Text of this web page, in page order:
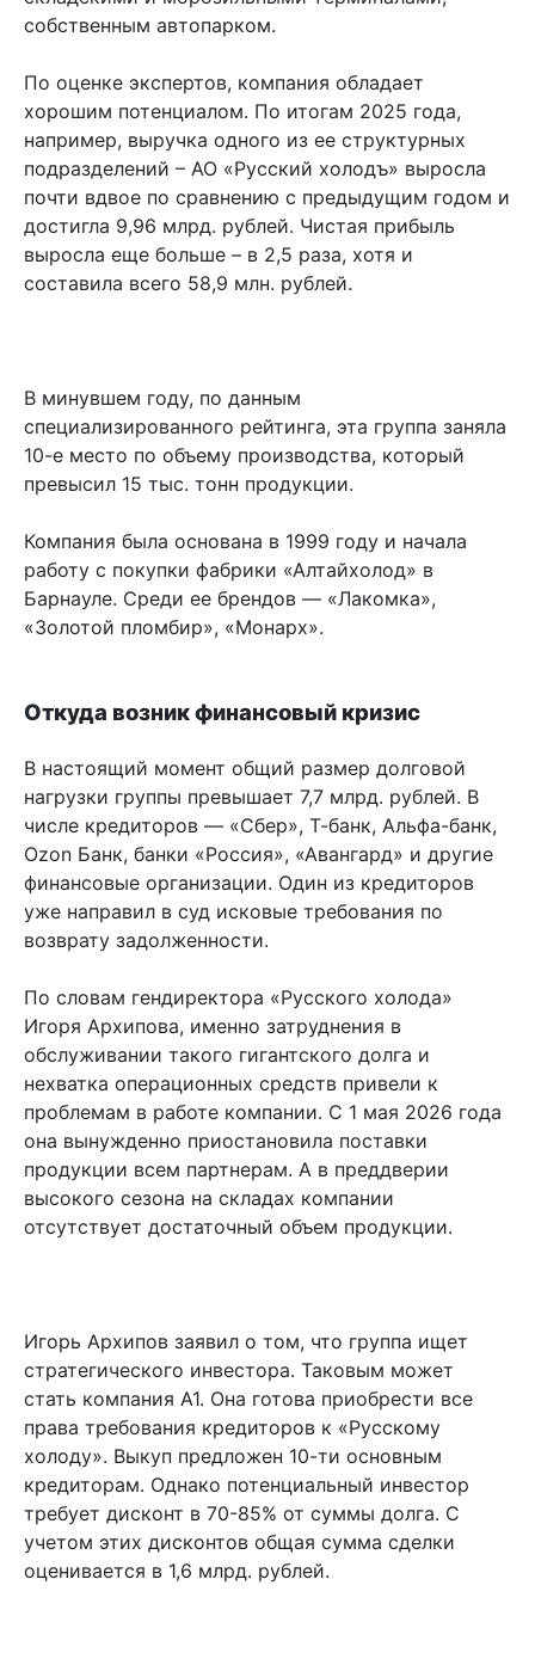
собственным автопарком.
По оценке экспертов, компания обладает
хорошим потенциалом. По итогам 2025 года,
например, выручка одного из ее структурных
подразделений – АО «Русский холодъ» выросла
почти вдвое по сравнению с предыдущим годом и
достигла 9,96 млрд. рублей. Чистая прибыль
выросла еще больше – в 2,5 раза, хотя и
составила всего 58,9 млн. рублей.
В минувшем году, по данным
специализированного рейтинга, эта группа заняла
10-е место по объему производства, который
превысил 15 тыс. тонн продукции.
Компания была основана в 1999 году и начала
работу с покупки фабрики «Алтайхолод» в
Барнауле. Среди ее брендов — «Лакомка»,
«Золотой пломбир», «Монарх».
Откуда возник финансовый кризис
В настоящий момент общий размер долговой
нагрузки группы превышает 7,7 млрд. рублей. В
числе кредиторов — «Сбер», Т-банк, Альфа-банк,
Ozon Банк, банки «Россия», «Авангард» и другие
финансовые организации. Один из кредиторов
уже направил в суд исковые требования по
возврату задолженности.
По словам гендиректора «Русского холода»
Игоря Архипова, именно затруднения в
обслуживании такого гигантского долга и
нехватка операционных средств привели к
проблемам в работе компании. С 1 мая 2026 года
она вынужденно приостановила поставки
продукции всем партнерам. А в преддверии
высокого сезона на складах компании
отсутствует достаточный объем продукции.
Игорь Архипов заявил о том, что группа ищет
стратегического инвестора. Таковым может
стать компания А1. Она готова приобрести все
права требования кредиторов к «Русскому
холоду». Выкуп предложен 10-ти основным
кредиторам. Однако потенциальный инвестор
требует дисконт в 70-85% от суммы долга. С
учетом этих дисконтов общая сумма сделки
оценивается в 1,6 млрд. рублей.